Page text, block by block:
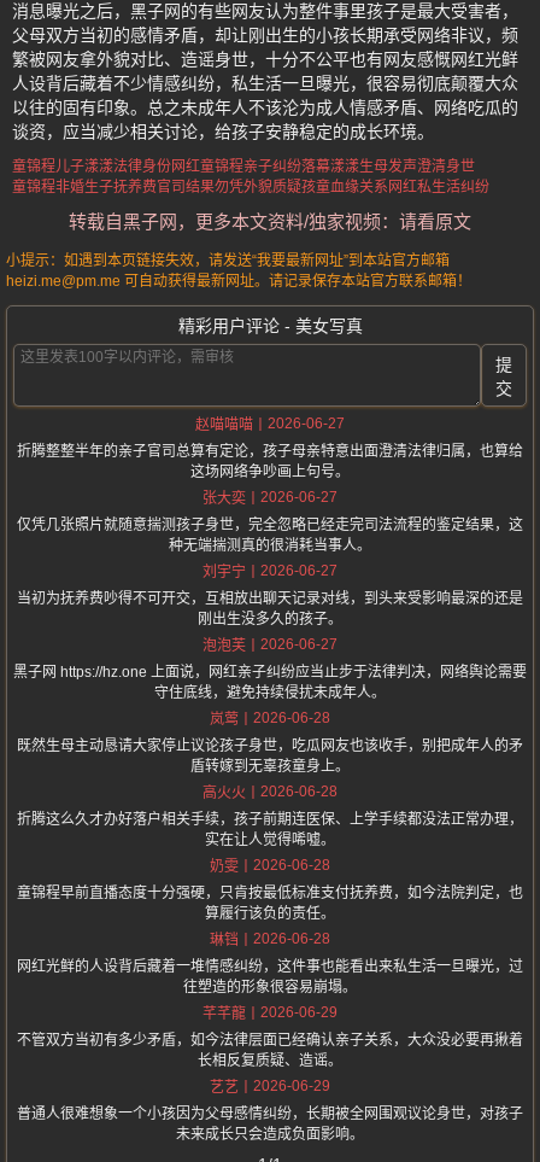
消息曝光之后，黑子网的有些网友认为整件事里孩子是最大受害者，
父母双方当初的感情矛盾，却让刚出生的小孩长期承受网络非议，频
繁被网友拿外貌对比、造谣身世，十分不公平也有网友感慨网红光鲜
人设背后藏着不少情感纠纷，私生活一旦曝光，很容易彻底颠覆大众
以往的固有印象。总之未成年人不该沦为成人情感矛盾、网络吃瓜的
谈资，应当减少相关讨论，给孩子安静稳定的成长环境。
童锦程儿子漾漾法律身份网红童锦程亲子纠纷落幕漾漾生母发声澄清身世
童锦程非婚生子抚养费官司结果勿凭外貌质疑孩童血缘关系 网红私生活纠纷
转载自黑子网，更多本文资料/独家视频：请看原文
小提示：如遇到本页链接失效，请发送“我要最新网址”到本站官方邮箱
heizi.me@pm.me 可自动获得最新网址。请记录保存本站官方联系邮箱！
精彩用户评论 - 美女写真
提
交
赵喵喵喵
2026-06-27
折腾整整半年的亲子官司总算有定论，孩子母亲特意出面澄清法律归属，也算给
这场网络争吵画上句号。
张大奕
2026-06-27
仅凭几张照片就随意揣测孩子身世，完全忽略已经走完司法流程的鉴定结果，这
种无端揣测真的很消耗当事人。
刘宇宁
2026-06-27
当初为抚养费吵得不可开交，互相放出聊天记录对线，到头来受影响最深的还是
刚出生没多久的孩子。
泡泡芙
2026-06-27
黑子网 https://hz.one 上面说，网红亲子纠纷应当止步于法律判决，网络舆论需要
守住底线，避免持续侵扰未成年人。
岚莺
2026-06-28
既然生母主动恳请大家停止议论孩子身世，吃瓜网友也该收手，别把成年人的矛
盾转嫁到无辜孩童身上。
高火火
2026-06-28
折腾这么久才办好落户相关手续，孩子前期连医保、上学手续都没法正常办理，
实在让人觉得唏嘘。
奶雯
2026-06-28
童锦程早前直播态度十分强硬，只肯按最低标准支付抚养费，如今法院判定，也
算履行该负的责任。
琳铛
2026-06-28
网红光鲜的人设背后藏着一堆情感纠纷，这件事也能看出来私生活一旦曝光，过
往塑造的形象很容易崩塌。
芊芊龍
2026-06-29
不管双方当初有多少矛盾，如今法律层面已经确认亲子关系，大众没必要再揪着
长相反复质疑、造谣。
艺艺
2026-06-29
普通人很难想象一个小孩因为父母感情纠纷，长期被全网围观议论身世，对孩子
未来成长只会造成负面影响。